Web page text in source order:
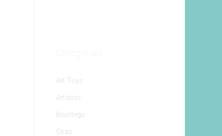
Art Toys
Artistas
Bootlegs
Citas